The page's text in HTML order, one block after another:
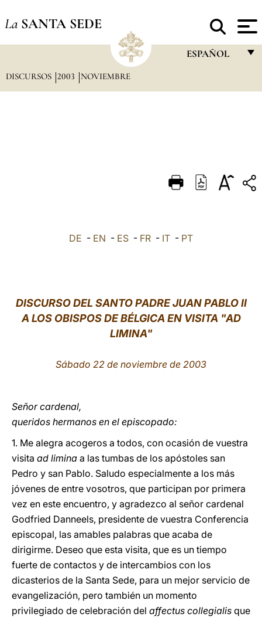
La SANTA SEDE
ESPAÑOL
DEUTSCH
العربيّة
DISCURSOS 2003 NOVIEMBRE
DE - EN - ES - FR - IT - PT
DISCURSO DEL SANTO PADRE JUAN PABLO II
A LOS OBISPOS DE BÉLGICA EN VISITA "AD
LIMINA"
Sábado 22 de noviembre de 2003
Señor cardenal,
queridos hermanos en el episcopado:
1. Me alegra acogeros a todos, con ocasión de vuestra
visita ad limina a las tumbas de los apóstoles san
Pedro y san Pablo. Saludo especialmente a los más
jóvenes de entre vosotros, que participan por primera
vez en este encuentro, y agradezco al señor cardenal
Godfried Danneels, presidente de vuestra Conferencia
episcopal, las amables palabras que acaba de
dirigirme. Deseo que esta visita, que es un tiempo
fuerte de contactos y de intercambios con los
dicasterios de la Santa Sede, para un mejor servicio de
evangelización, pero también un momento
privilegiado de celebración del affectus collegialis que